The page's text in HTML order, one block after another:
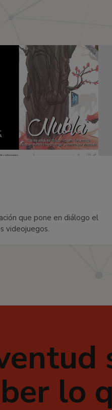
que pone en diálogo el
videojuegos.
lo